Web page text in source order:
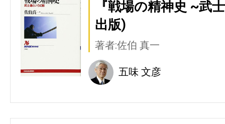
『戦場の精神史 ~武
出版)
著者:佐伯 真一
五味 文彦